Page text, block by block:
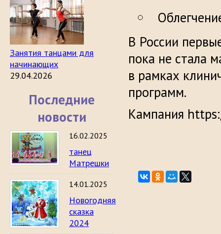
Занятия танцами для
начинающих
29.04.2026
Последние
новости
16.02.2025
танец
Матрешки
14.01.2025
Новогодняя
сказка
2024
В России
пока не стала
в рамках
программ.
Кампания